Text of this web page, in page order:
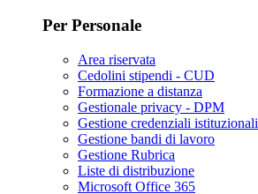
Per Personale
Area riservata
Cedolini stipendi - CUD
Formazione a distanza
Gestionale privacy - DPM
Gestione credenziali istituzionali
Gestione bandi di lavoro
Gestione Rubrica
Liste di distribuzione
Microsoft Office 365